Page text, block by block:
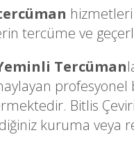
tercüme ve
Tercüman
profesyonel
Bitlis
kuruma veya